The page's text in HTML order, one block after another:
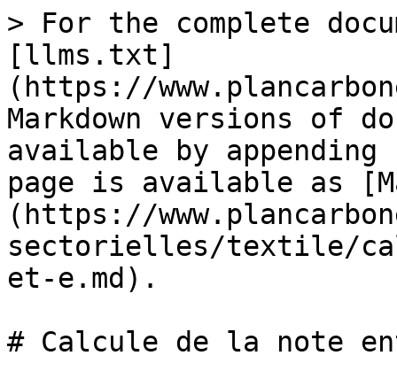
> For the complete
[llms.txt]
(https://
Markdown versions of
available by
page is available as
(https://
sectorielles/textile/
et-e.md).
# Calcule de la note